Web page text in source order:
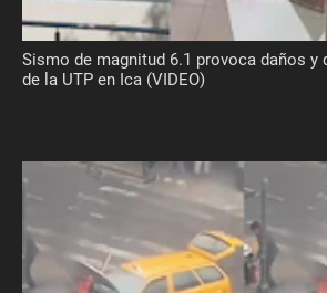
Sismo de magnitud 6.1 provoca daños y
de la UTP en Ica (VIDEO)